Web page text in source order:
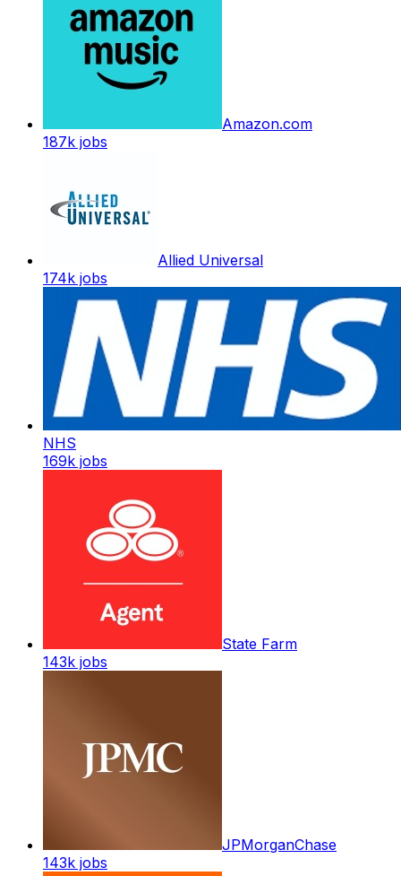
Amazon.com
187k jobs
Allied Universal
174k jobs
NHS
169k jobs
State Farm
143k jobs
JPMorganChase
143k jobs